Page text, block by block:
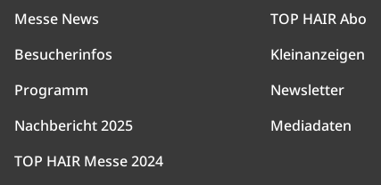
Messe News
Besucherinfos
Programm
Nachbericht 2025
TOP HAIR Messe 2024
TOP HAIR Abo
Kleinanzeigen
Newsletter
Mediadaten